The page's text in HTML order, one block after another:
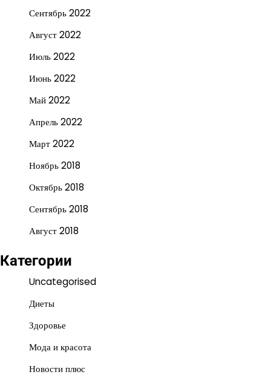
Сентябрь 2022
Август 2022
Июль 2022
Июнь 2022
Май 2022
Апрель 2022
Март 2022
Ноябрь 2018
Октябрь 2018
Сентябрь 2018
Август 2018
Категории
Uncategorised
Диеты
Здоровье
Мода и красота
Новости плюс